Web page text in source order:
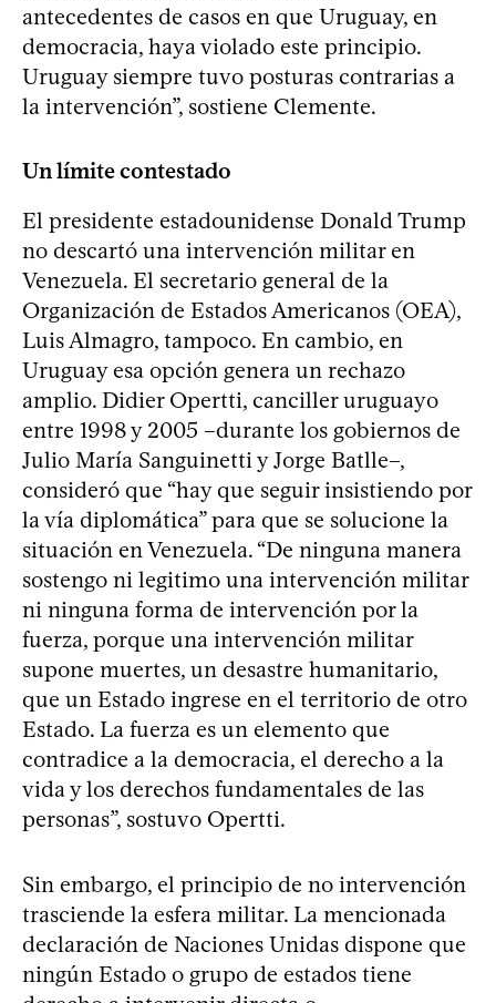
antecedentes de casos en que Uruguay, en
democracia, haya violado este principio.
Uruguay siempre tuvo posturas contrarias a
la intervención”, sostiene Clemente.
Un límite contestado
El presidente estadounidense Donald Trump
no descartó una intervención militar en
Venezuela. El secretario general de la
Organización de Estados Americanos (OEA),
Luis Almagro, tampoco. En cambio, en
Uruguay esa opción genera un rechazo
amplio. Didier Opertti, canciller uruguayo
entre 1998 y 2005 –durante los gobiernos de
Julio María Sanguinetti y Jorge Batlle–,
consideró que “hay que seguir insistiendo por
la vía diplomática” para que se solucione la
situación en Venezuela. “De ninguna manera
sostengo ni legitimo una intervención militar
ni ninguna forma de intervención por la
fuerza, porque una intervención militar
supone muertes, un desastre humanitario,
que un Estado ingrese en el territorio de otro
Estado. La fuerza es un elemento que
contradice a la democracia, el derecho a la
vida y los derechos fundamentales de las
personas”, sostuvo Opertti.
Sin embargo, el principio de no intervención
trasciende la esfera militar. La mencionada
declaración de Naciones Unidas dispone que
ningún Estado o grupo de estados tiene